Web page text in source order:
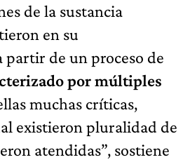
de la sustancia
en su
partir de un proceso de
por múltiples
muchas críticas,
existieron pluralidad de
atendidas”, sostiene